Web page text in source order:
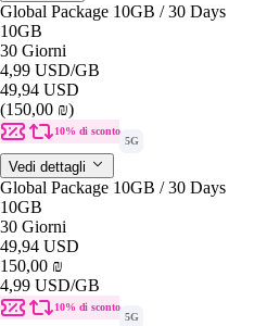
Global Package 10GB / 30 Days
10GB
30 Giorni
4,99 USD/GB
49,94 USD
(150,00 ₪)
10% di sconto
5G
Vedi dettagli
Global Package 10GB / 30 Days
10GB
30 Giorni
49,94 USD
150,00 ₪
4,99 USD/GB
10% di sconto
5G